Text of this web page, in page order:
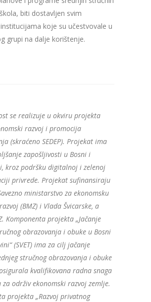
biti dostavljen svim
koje su učestvovale u
grupi na dalje korištenje.
se realizuje u okviru projekta
razvoj i promocija
(skraćeno SEDEP). Projekat ima
zapošljivosti u Bosni i
kroz podršku digitalnoj i zelenoj
privrede. Projekat sufinansiraju
ministarstvo za ekonomsku
(BMZ) i Vlada Švicarske, a
Komponenta projekta „Jačanje
obrazovanja i obuke u Bosni
(SVET) ima za cilj jačanje
stručnog obrazovanja i obuke
kvalifikovana radna snaga
za održiv ekonomski razvoj zemlje.
projekta „Razvoj privatnog